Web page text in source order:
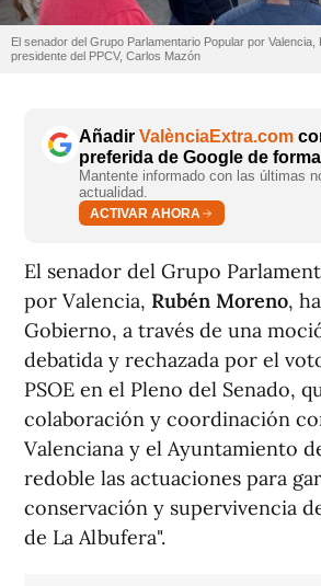
El senador del Grupo Parlamentario Popular por Valencia,
presidente del PPCV, Carlos Mazón
Añadir ValènciaExtra.com
preferida de Google de
Mantente informado con las últimas
actualidad.
ACTIVAR AHORA
El senador del Grupo
por Valencia, Rubén Moreno,
Gobierno, a través de una
debatida y rechazada por el
PSOE en el Pleno del Senado,
colaboración y coordinación
Valenciana y el Ayuntamiento
redoble las actuaciones para
conservación y supervivencia
de La Albufera".